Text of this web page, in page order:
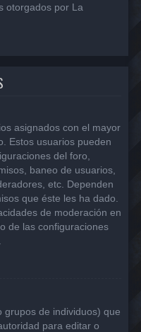
otorgados por La
asignados con el mayor
Estos usuarios pueden
del foro,
baneo de usuarios,
etc. Dependen
que éste les ha dado.
de moderación en
de las configuraciones
grupos de individuos) que
para editar o